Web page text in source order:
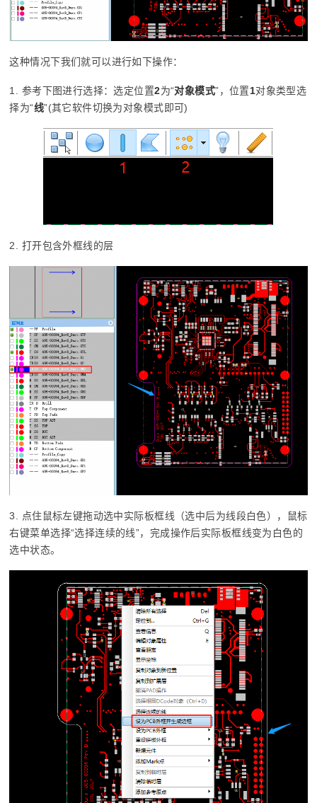
这种情况下我们就可以进行如下操作：
1. 参考下图进行选择：选定位置2为“对象模式”，位置1对象类型选
择为“线”(其它软件切换为对象模式即可)
2. 打开包含外框线的层
3. 点住鼠标左键拖动选中实际板框线（选中后为线段白色），鼠标
右键菜单选择“选择连续的线”，完成操作后实际板框线变为白色的
选中状态。